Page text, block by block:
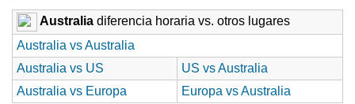
Australia diferencia horaria vs. otros lugares
Australia vs Australia
Australia vs US
US vs Australia
Australia vs Europa
Europa vs Australia